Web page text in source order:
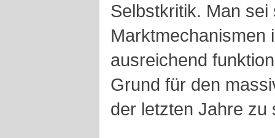
Selbstkritik. Man
Marktmechanismen
ausreichend
Grund für den
der letzten Jahre zu